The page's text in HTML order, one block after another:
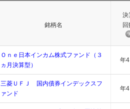
銘柄名
決
Ｏｎｅ日本インカム株式ファンド（３
ヵ月決算型）
年
三菱ＵＦＪ 国内債券インデックスフ
ァンド
年